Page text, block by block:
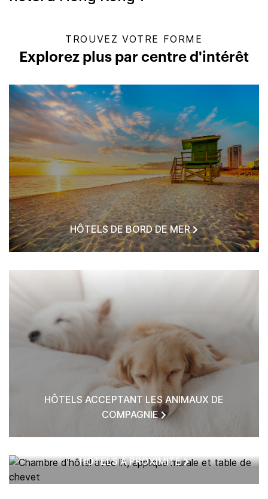
TROUVEZ VOTRE FORME
Explorez plus par centre d'intérêt
HÔTELS DE BORD DE MER
HÔTELS ACCEPTANT LES ANIMAUX DE
COMPAGNIE
HÔTELS À PROXIMITÉ